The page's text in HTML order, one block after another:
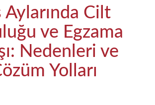
Aylarında Cilt
ve Egzama
Nedenleri ve
Yolları